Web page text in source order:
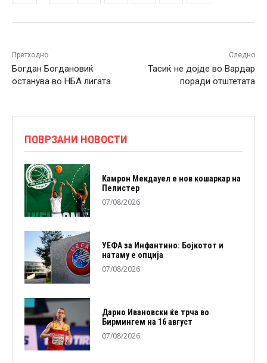
Претходно
Богдан Богдановиќ
останува во НБА лигата
Следно
Тасиќ не дојде во Вардар
поради отштетата
ПОВРЗАНИ НОВОСТИ
Камрон Мекдауел е нов кошаркар на
Пелистер
07/08/2026
УЕФА за Инфантино: Бојкотот и
натаму е опција
07/08/2026
Дарио Ивановски ќе трча во
Бирмингем на 16 август
07/08/2026